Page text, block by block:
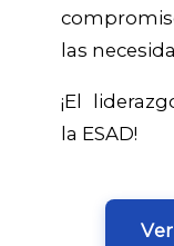
las
¡El
la ESAD!